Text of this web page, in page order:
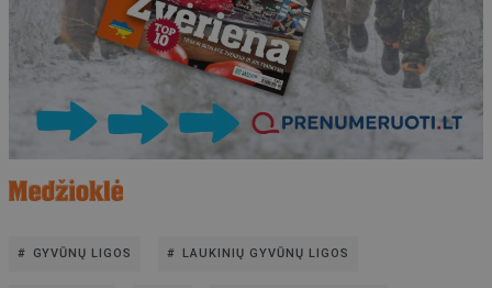
GYVŪNŲ LIGOS LAUKINIŲ GYVŪNŲ LIGOS